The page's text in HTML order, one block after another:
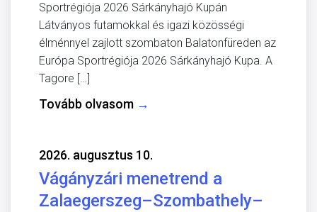
Sportrégiója 2026 Sárkányhajó Kupán
Látványos futamokkal és igazi közösségi
élménnyel zajlott szombaton Balatonfüreden az
Európa Sportrégiója 2026 Sárkányhajó Kupa. A
Tagore […]
Tovább olvasom →
2026. augusztus 10.
Vágányzári menetrend a
Zalaegerszeg–Szombathely–